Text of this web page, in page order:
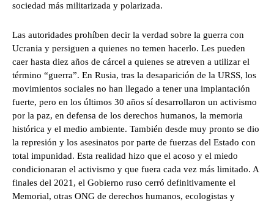
sociedad más militarizada y polarizada.
Las autoridades prohíben decir la verdad sobre la guerra con
Ucrania y persiguen a quienes no temen hacerlo. Les pueden
caer hasta diez años de cárcel a quienes se atreven a utilizar el
término “guerra”. En Rusia, tras la desaparición de la URSS, los
movimientos sociales no han llegado a tener una implantación
fuerte, pero en los últimos 30 años sí desarrollaron un activismo
por la paz, en defensa de los derechos humanos, la memoria
histórica y el medio ambiente. También desde muy pronto se dio
la represión y los asesinatos por parte de fuerzas del Estado con
total impunidad. Esta realidad hizo que el acoso y el miedo
condicionaran el activismo y que fuera cada vez más limitado. A
finales del 2021, el Gobierno ruso cerró definitivamente el
Memorial, otras ONG de derechos humanos, ecologistas y